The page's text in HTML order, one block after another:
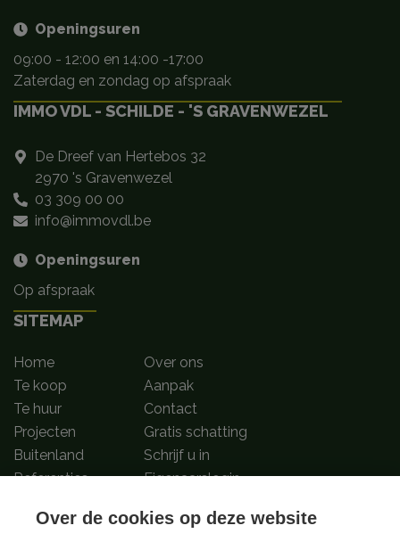
Openingsuren
09:00 - 12:00 en 14:00 -17:00
Zaterdag en zondag op afspraak
IMMO VDL - SCHILDE - 'S GRAVENWEZEL
De Dreef van Hertebos 32
2970 's Gravenwezel
03 309 00 00
info@immovdl.be
Openingsuren
Op afspraak
SITEMAP
Home
Te koop
Te huur
Projecten
Buitenland
Referenties
Over ons
Aanpak
Contact
Gratis schatting
Schrijf u in
Eigenaarslogin
Volg ons op
Over de cookies op deze website